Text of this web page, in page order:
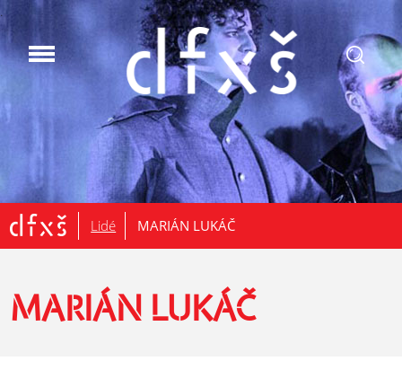
.
Lidé MARIÁN LUKÁČ
MARIÁN LUKÁČ